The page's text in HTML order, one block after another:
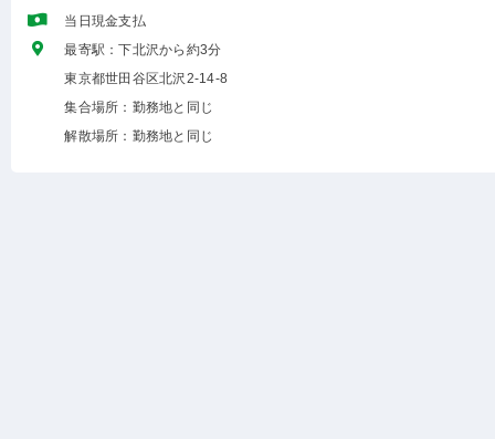
当日現金支払
最寄駅：下北沢から約3分
東京都世田谷区北沢2-14-8
集合場所：勤務地と同じ
解散場所：勤務地と同じ